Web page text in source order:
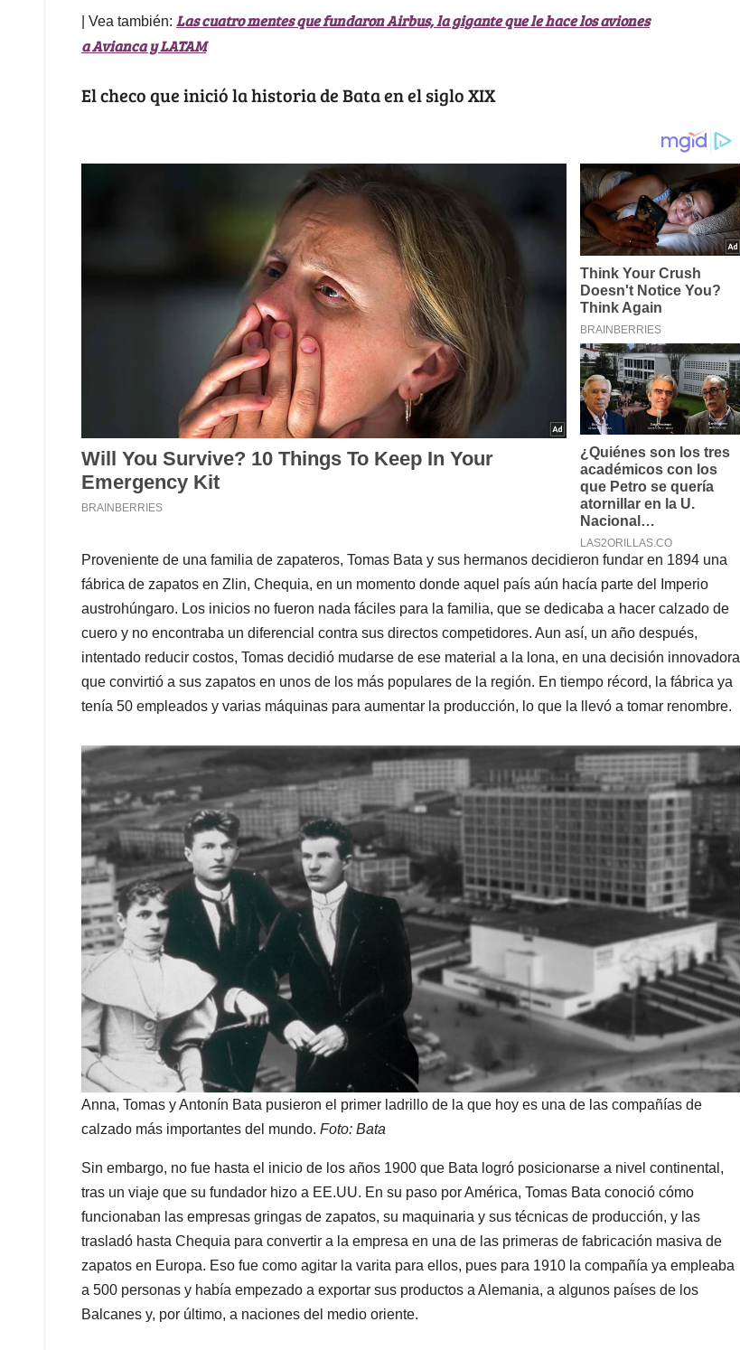
| Vea también: Las cuatro mentes que fundaron Airbus, la gigante que le hace los aviones
a Avianca y LATAM
El checo que inició la historia de Bata en el siglo XIX
Proveniente de una familia de zapateros, Tomas Bata y sus hermanos decidieron fundar en 1894 una
fábrica de zapatos en Zlin, Chequia, en un momento donde aquel país aún hacía parte del Imperio
austrohúngaro. Los inicios no fueron nada fáciles para la familia, que se dedicaba a hacer calzado de
cuero y no encontraba un diferencial contra sus directos competidores. Aun así, un año después,
intentado reducir costos, Tomas decidió mudarse de ese material a la lona, en una decisión innovadora
que convirtió a sus zapatos en unos de los más populares de la región. En tiempo récord, la fábrica ya
tenía 50 empleados y varias máquinas para aumentar la producción, lo que la llevó a tomar renombre.
Anna, Tomas y Antonín Bata pusieron el primer ladrillo de la que hoy es una de las compañías de
calzado más importantes del mundo. Foto: Bata
Sin embargo, no fue hasta el inicio de los años 1900 que Bata logró posicionarse a nivel continental,
tras un viaje que su fundador hizo a EE.UU. En su paso por América, Tomas Bata conoció cómo
funcionaban las empresas gringas de zapatos, su maquinaria y sus técnicas de producción, y las
trasladó hasta Chequia para convertir a la empresa en una de las primeras de fabricación masiva de
zapatos en Europa. Eso fue como agitar la varita para ellos, pues para 1910 la compañía ya empleaba
a 500 personas y había empezado a exportar sus productos a Alemania, a algunos países de los
Balcanes y, por último, a naciones del medio oriente.